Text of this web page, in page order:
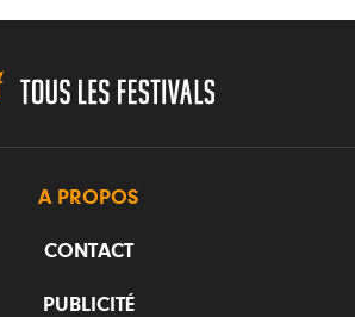
A PROPOS
CONTACT
PUBLICITÉ